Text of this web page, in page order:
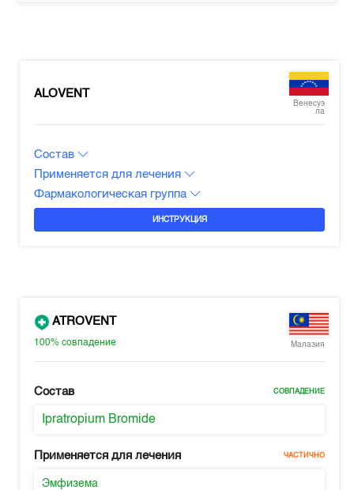
ALOVENT
Венесуэ
ла
Состав
Применяется для лечения
Фармакологическая группа
ИНСТРУКЦИЯ
ATROVENT
100%совпадение Малазия
Состав СОВПАДЕНИЕ
Ipratropium Bromide
Применяется для лечения ЧАСТИЧНО
Эмфизема